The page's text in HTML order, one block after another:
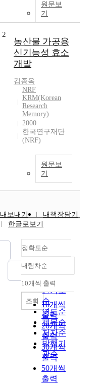
원문보
기
2
농산물 가공용
신기능성 효소
개발
김종옥
NRF
KRM(Korean
Research
Memory)
2000
한국연구재단
(NRF)
원문보
기
내보내기
내책장담기
한글로보기
정확도순
정확도
순
인기도
순
연도순
제목순
저자순
발행기
관순
내림차순
내림차순
10개씩 출력
10개씩
출력
20개씩
출력
30개씩
출력
50개씩
출력
조회